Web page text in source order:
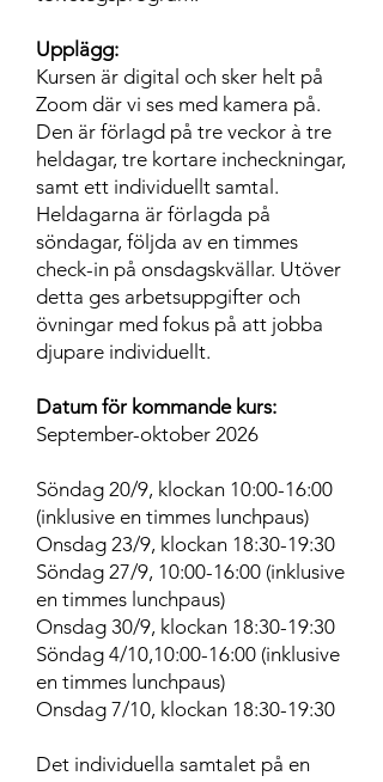
Upplägg:
Kursen är digital och sker helt på
Zoom där vi ses med kamera på.
Den är förlagd på tre veckor à tre
heldagar, tre kortare incheckningar,
samt ett individuellt samtal.
Heldagarna är förlagda på
söndagar, följda av en timmes
check-in på onsdagskvällar. Utöver
detta ges arbetsuppgifter och
övningar med fokus på att jobba
djupare individuellt.
Datum för kommande kurs:
September-oktober 2026
Söndag 20/9, klockan 10:00-16:00
(inklusive en timmes lunchpaus)
Onsdag 23/9, klockan 18:30-19:30
Söndag 27/9, 10:00-16:00 (inklusive
en timmes lunchpaus)
Onsdag 30/9, klockan 18:30-19:30
Söndag 4/10,10:00-16:00 (inklusive
en timmes lunchpaus)
Onsdag 7/10, klockan 18:30-19:30
Det individuella samtalet på en